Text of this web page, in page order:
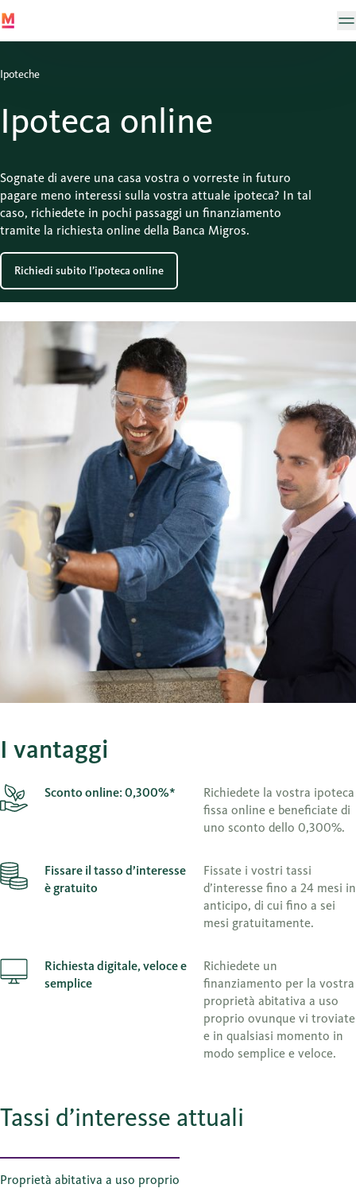
Ipoteche
Ipoteca online
Sognate di avere una casa vostra o vorreste in futuro
pagare meno interessi sulla vostra attuale ipoteca? In tal
caso, richiedete in pochi passaggi un finanziamento
tramite la richiesta online della Banca Migros.
Richiedi subito l’ipoteca online
I vantaggi
Sconto online: 0,300%*
Richiedete la vostra ipoteca
fissa online e beneficiate di
uno sconto dello 0,300%.
Fissare il tasso d’interesse
è gratuito
Fissate i vostri tassi
d’interesse fino a 24 mesi in
anticipo, di cui fino a sei
mesi gratuitamente.
Richiesta digitale, veloce e
semplice
Richiedete un
finanziamento per la vostra
proprietà abitativa a uso
proprio ovunque vi troviate
e in qualsiasi momento in
modo semplice e veloce.
Tassi d’interesse attuali
Proprietà abitativa a uso proprio